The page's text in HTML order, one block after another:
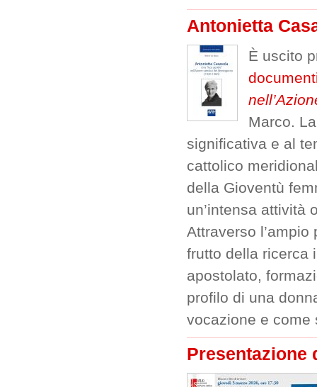
Antonietta
È uscito
Marco.
significativa e al
cattolico
della Gioventù
un’intensa attività
Attraverso
frutto della ricerca
apostolato,
profilo di una
vocazione e come
Presentazione